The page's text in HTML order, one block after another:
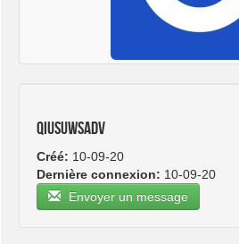
qiusuwsadv
Créé: 10-09-20
Dernière connexion: 10-09-20
Envoyer un message